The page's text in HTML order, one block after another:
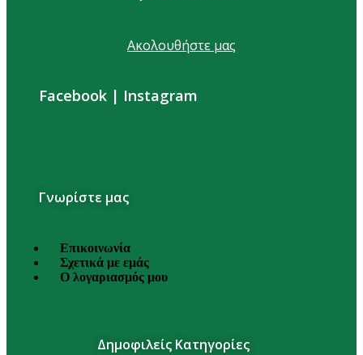
Ακολουθήστε μας
Facebook | Instagram
Γνωρίστε μας
Επικοινωνία
Σχετικά με εμάς
Ο λογαριασμός μου
Δημοφιλείς Κατηγορίες